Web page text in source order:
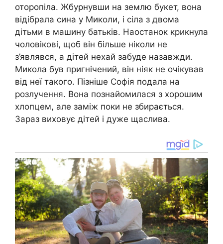
оторопіла. Жбурнувши на землю букет, вона
відібрала сина у Миколи, і сіла з двома
дітьми в машину батьків. Наостанок крикнула
чоловікові, щоб він більше ніколи не
з’являвся, а дітей нехай забуде назавжди.
Микола був пригнічений, він ніяк не очікував
від неї такого. Пізніше Софія подала на
розлучення. Вона познайомилася з хорошим
хлопцем, але заміж поки не збирається.
Зараз виховує дітей і дуже щаслива.